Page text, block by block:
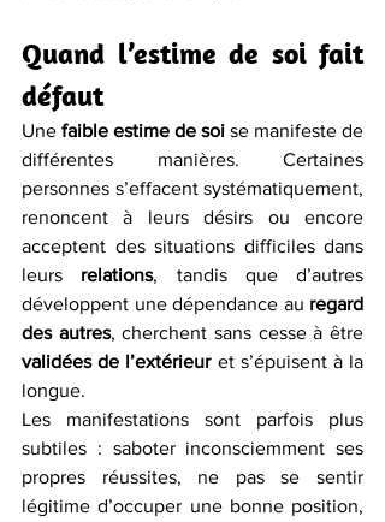
Quand l’estime de soi fait
défaut
Une faible estime de soi se manifeste de
différentes manières. Certaines
personnes s’effacent systématiquement,
renoncent à leurs désirs ou encore
acceptent des situations difficiles dans
leurs relations, tandis que d’autres
développent une dépendance au regard
des autres
validées de l’extérieur et s’épuisent à la
longue.
Les manifestations sont parfois plus
subtiles : saboter inconsciemment ses
propres réussites, ne pas se sentir
légitime d’occuper une bonne position,